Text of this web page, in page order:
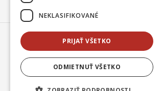
NEKLASIFIKOVANÉ
PRIJAŤ VŠETKO
ODMIETNUŤ VŠETKO